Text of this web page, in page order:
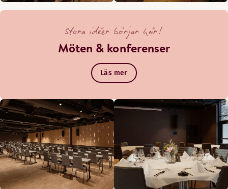
Stora idéer börjar här!
Möten & konferenser
Läs mer